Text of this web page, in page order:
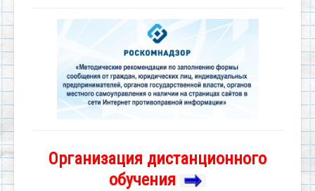
Организация дистанционного
обучения